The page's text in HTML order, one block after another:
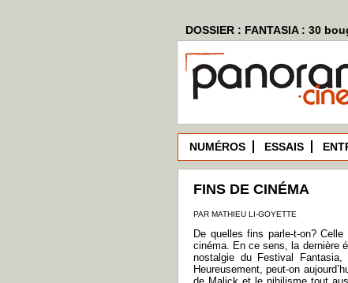
DOSSIER : FANTASIA : 30
NUMÉROS ESSAIS
FINS DE CINÉMA
PAR MATHIEU LI-GOYETTE
De quelles fins parle-t-on?
cinéma. En ce sens, la dernière
nostalgie du Festival
Heureusement, peut-on